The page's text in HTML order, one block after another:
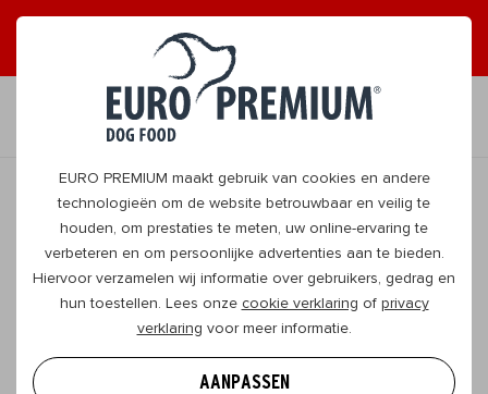
EURO PREMIUM maakt gebruik van cookies en andere
technologieën om de website betrouwbaar en veilig te
houden, om prestaties te meten, uw online-ervaring te
verbeteren en om persoonlijke advertenties aan te bieden.
Hiervoor verzamelen wij informatie over gebruikers, gedrag en
hun toestellen. Lees onze cookie verklaring of privacy
verklaring voor meer informatie.
AANPASSEN
ONTVANG GRAAG TIPS
NL
Canada
Sinds 1991 traint MIRA in Canada blinden
zijn er tientallen instructeurs en meer dan 2000